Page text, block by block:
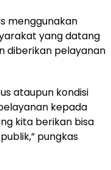
menggunakan
yang datang
diberikan pelayanan
ataupun kondisi
kepada
kita berikan bisa
pungkas